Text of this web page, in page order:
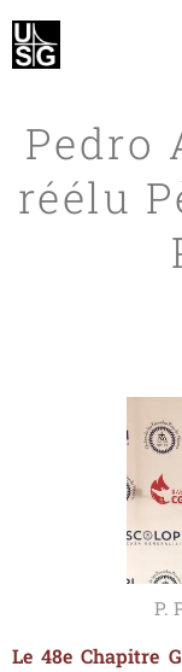
Pedro
réélu
P.
Le 48e Chapitre